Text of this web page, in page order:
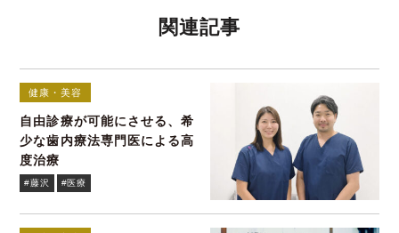
関連記事
健康・美容
自由診療が可能にさせる、希
少な歯内療法専門医による高
度治療
#藤沢 #医療